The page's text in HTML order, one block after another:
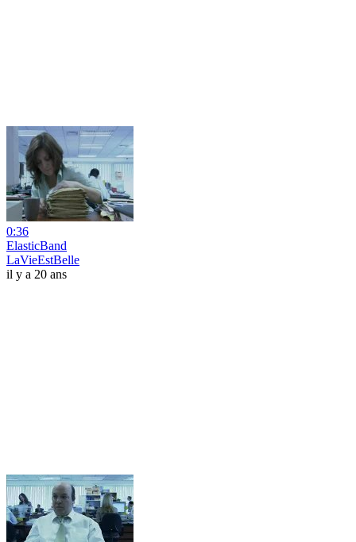
0:36
ElasticBand
LaVieEstBelle
il y a 20 ans